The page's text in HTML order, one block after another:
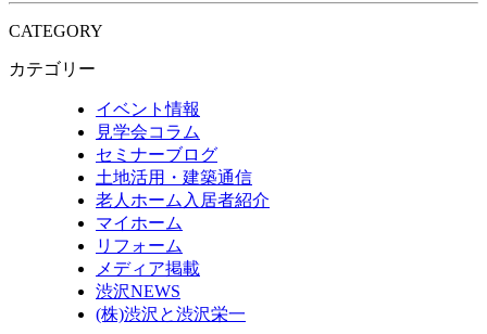
CATEGORY
カテゴリー
イベント情報
見学会コラム
セミナーブログ
土地活用・建築通信
老人ホーム入居者紹介
マイホーム
リフォーム
メディア掲載
渋沢NEWS
(株)渋沢と渋沢栄一